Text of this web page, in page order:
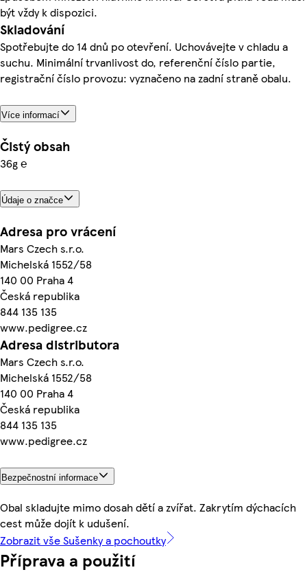
být vždy k dispozici.
Skladování
Spotřebujte do 14 dnů po otevření. Uchovávejte v chladu a
suchu. Minimální trvanlivost do, referenční číslo partie,
registrační číslo provozu: vyznačeno na zadní straně obalu.
Více informací
Čistý obsah
36g ℮
Údaje o značce
Adresa pro vrácení
Mars Czech s.r.o.
Michelská 1552/58
140 00 Praha 4
Česká republika
844 135 135
www.pedigree.cz
Adresa distributora
Mars Czech s.r.o.
Michelská 1552/58
140 00 Praha 4
Česká republika
844 135 135
www.pedigree.cz
Bezpečnostní informace
Obal skladujte mimo dosah dětí a zvířat. Zakrytím dýchacích
cest může dojít k udušení.
Zobrazit vše Sušenky a pochoutky
Příprava a použití